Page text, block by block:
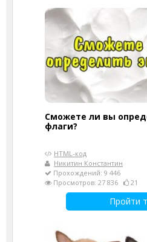
Сможете ли вы
флаги?
HTML-код
Никитин Константин
Прохождений: 9 446
Просмотров: 27 836
21
Пройти